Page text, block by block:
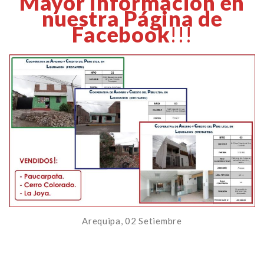
nuestra Página de
Facebook!!!
Arequipa, 02 Setiembre